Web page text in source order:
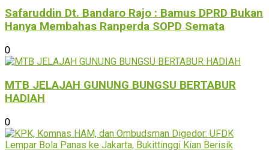
Safaruddin Dt. Bandaro Rajo : Bamus DPRD Bukan
Hanya Membahas Ranperda SOPD Semata
0
MTB JELAJAH GUNUNG BUNGSU BERTABUR
HADIAH
0